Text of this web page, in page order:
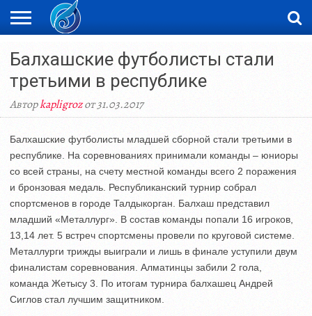
НОВОСТИ
ВИДЕО
ФОТОРЕПОРТАЖИ
ОРКЕН
Балхашские футболисты стали
третьими в республике
Авторkapligrozот 31.03.2017
Балхашские футболисты младшей сборной стали третьими в
республике. На соревнованиях принимали команды – юниоры
со всей страны, на счету местной команды всего 2 поражения
и бронзовая медаль. Республиканский турнир собрал
спортсменов в городе Талдыкорган. Балхаш представил
младший «Металлург». В состав команды попали 16 игроков,
13,14 лет. 5 встреч спортсмены провели по круговой системе.
Металлурги трижды выиграли и лишь в финале уступили двум
финалистам соревнования. Алматинцы забили 2 гола,
команда Жетысу 3. По итогам турнира балхашец Андрей
Сиглов стал лучшим защитником.